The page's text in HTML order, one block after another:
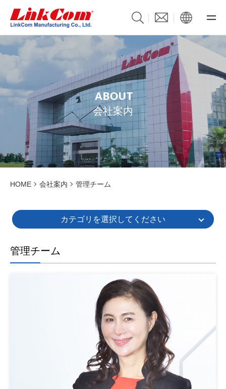
ABOUT
会社案内
HOME 会社案内 管理チーム
カテゴリを選択してください
管理チーム